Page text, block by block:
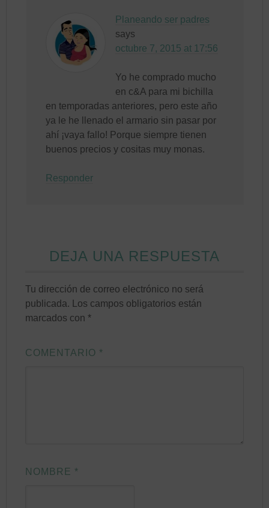
Planeando ser padres
says
octubre 7, 2015 at 17:56
Yo he comprado mucho
en c&A para mi bichilla
en temporadas anteriores, pero este año
ya le he llenado el armario sin pasar por
ahí ¡vaya fallo! Porque siempre tienen
buenos precios y cositas muy monas.
Responder
DEJA UNA RESPUESTA
Tu dirección de correo electrónico no será
publicada.
Los campos obligatorios están
marcados con*
COMENTARIO *
NOMBRE *